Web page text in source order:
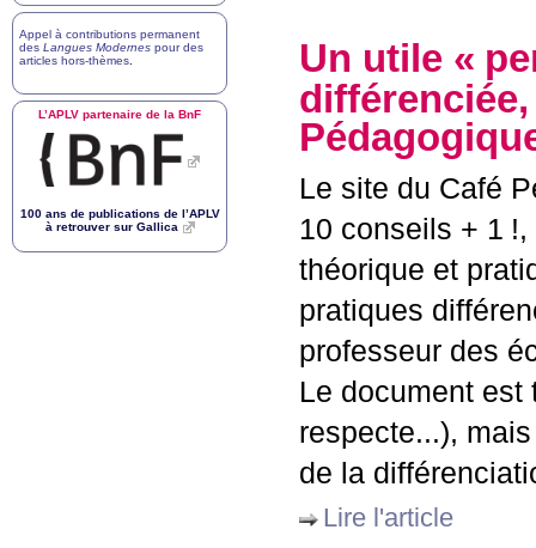
Un utile «
Le site du Café
10 conseils + 1 !,
théorique et
pratiques
professeur des
Le document est
respecte...),
de la
Lire l'article
Appel à contributions permanent
des Langues Modernes pour des
articles hors-thèmes
L’APLV partenaire de la BnF
100 ans de publications de l’APLV
à retrouver sur Gallica